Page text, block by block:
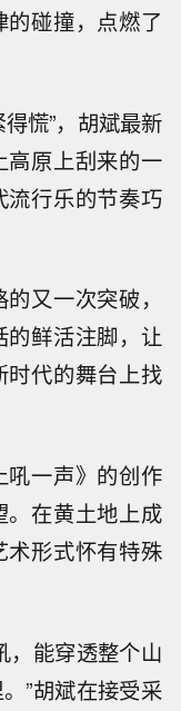
碰撞，点燃了
慌”，胡斌最新
高原上刮来的一
流行乐的节奏巧
又一次突破，
的鲜活注脚，让
时代的舞台上找
吼一声》的创作
。在黄土地上成
术形式怀有特殊
，能穿透整个山
”胡斌在接受采